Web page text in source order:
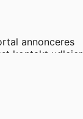
annonceres
kontakt udlejer